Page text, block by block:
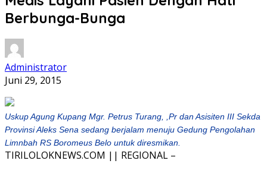
Berbunga-Bunga
Administrator
Juni 29, 2015
Uskup Agung Kupang Mgr. Petrus Turang, ,Pr dan Asisiten III Sekda
Provinsi Aleks Sena sedang berjalam menuju Gedung Pengolahan
Limnbah RS Boromeus Belo untuk diresmikan.
TIRILOLOKNEWS.COM || REGIONAL –